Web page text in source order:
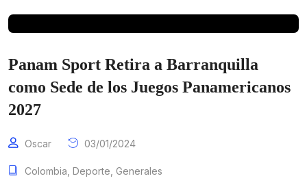
Panam Sport Retira a Barranquilla
como Sede de los Juegos Panamericanos
2027
Oscar 03/01/2024
Colombia Deporte Generales